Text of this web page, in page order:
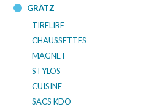
GRÄTZ
TIRELIRE
CHAUSSETTES
MAGNET
STYLOS
CUISINE
SACS KDO